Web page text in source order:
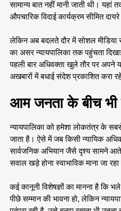
सामान्य बात नहीं मानी जाती थी। यहां
औपचारिक विदाई कार्यक्रम सीमित
लेकिन अब बदलते दौर में सोशल मीडिया
का असर न्यायपालिका तक पहुंचता
पहली बार अधिवक्ता खुले तौर पर अपने
अखबारों में बधाई संदेश प्रकाशित करा
आम जनता के बीच भी
न्यायपालिका को हमेशा लोकतंत्र के
जाता है। ऐसे में जब किसी न्यायिक
सार्वजनिक अभियान जैसे दृश्य सामने
सवाल खड़े होना स्वाभाविक माना जा रहा
कई कानूनी विशेषज्ञों का मानना है कि
पीछे सम्मान की भावना हो, लेकिन